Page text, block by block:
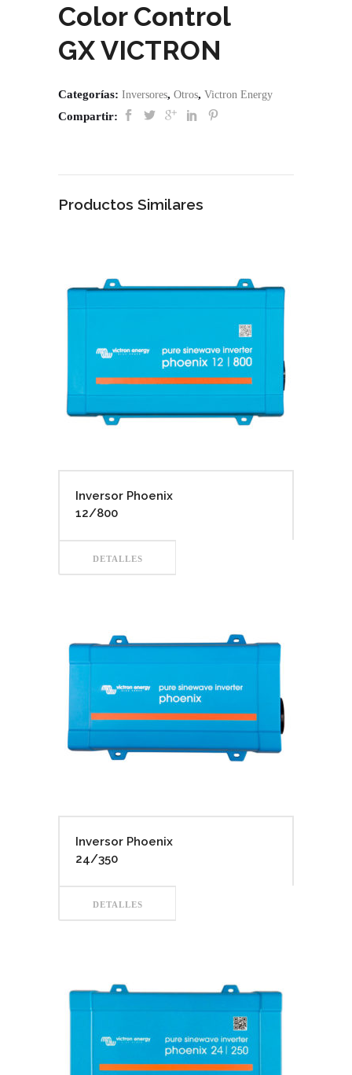
Color Control
GX VICTRON
Categorías: Inversores, Otros, Victron Energy
Compartir:
Productos Similares
Inversor Phoenix
12/800
DETALLES
Inversor Phoenix
24/350
DETALLES